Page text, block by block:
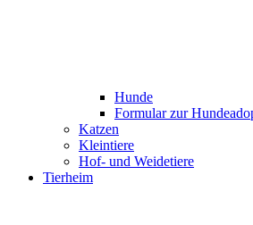
Hunde
Formular zur
Katzen
Kleintiere
Hof- und Weidetiere
Tierheim